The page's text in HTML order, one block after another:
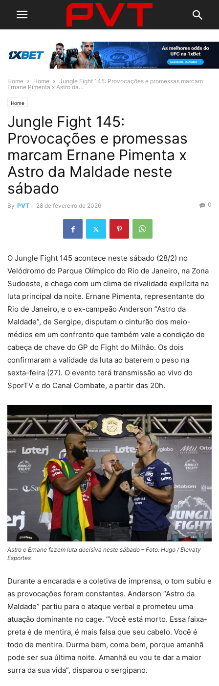
Home Home
Jungle Fight 145: Provocações e promessas marcam
Ernane Pimenta x Astro da...
Home
Jungle Fight 145:
Provocações e promessas
marcam Ernane Pimenta x
Astro da Maldade neste
sábado
By PVT - 28 de fevereiro de 2026 0
O Jungle Fight 145 acontece neste sábado (28/2) no
Velódromo do Parque Olímpico do Rio de Janeiro, na Zona
Sudoeste, e chega com um clima de rivalidade explícita na
luta principal da noite. Ernane Pimenta, representante do
Rio de Janeiro, e o ex-campeão Anderson “Astro da
Maldade”, de Sergipe, disputam o cinturão dos meio-
médios em um confronto que também vale a condição de
cabeça de chave do GP do Fight do Milhão. Os dois
confirmaram a validade da luta ao baterem o peso na
sexta-feira (27). O evento terá transmissão ao vivo do
SporTV e do Canal Combate, a partir das 20h.
Astro e Ernane fazem luta decisiva neste sábado – Foto: Hugo / Elevaty
Esportes
Durante a encarada e a coletiva de imprensa, o tom subiu e
as provocações foram constantes. Anderson “Astro da
Maldade” partiu para o ataque verbal e prometeu uma
atuação dominante no cage. “Você está morto. Essa faixa-
preta é de mentira, é mais falsa que seu cabelo. Você é
todo de mentira. Durma bem, coma bem, porque amanhã
pode ser sua última noite. Amanhã eu vou te dar a maior
surra da sua vida”, disparou o sergipano.